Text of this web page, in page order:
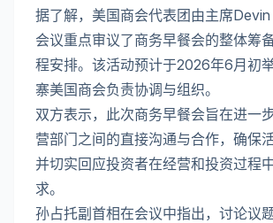
据了解，美国商会代表团由主席Devin
会议重点审议了商务早餐会的整体筹
程安排。该活动预计于2026年6月初
寨美国商会负责协调与组织。
双方表示，此次商务早餐会旨在进一
营部门之间的直接沟通与合作，确保
并切实回应投资者在经营和投资过程
求。
孙占托副首相在会议中指出，讨论议